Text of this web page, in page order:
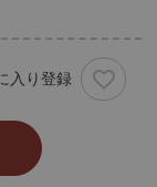
入り登録